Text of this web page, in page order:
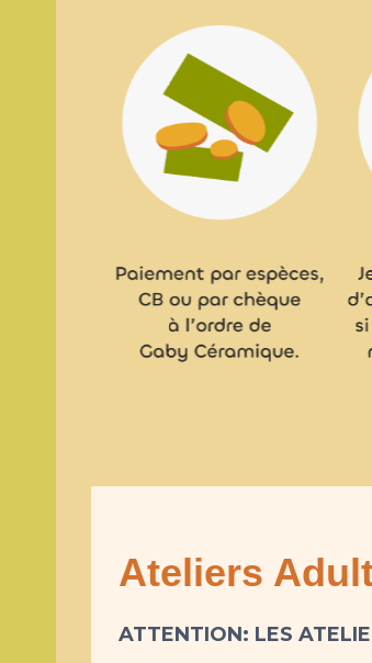
Ateliers
ATTENTION: LES